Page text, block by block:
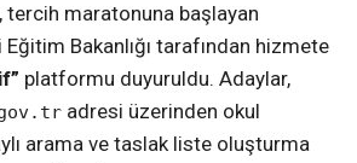
tercih maratonuna başlayan
Bakanlığı tarafından hizmete
platformu duyuruldu. Adaylar,
adresi üzerinden okul
arama ve taslak liste oluşturma